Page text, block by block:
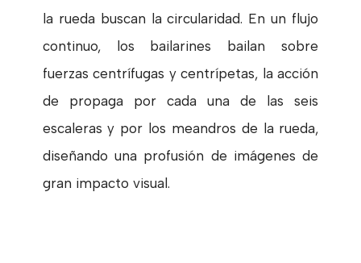
la rueda buscan la circularidad. En un flujo
continuo, los bailarines bailan sobre
fuerzas centrífugas y centrípetas, la acción
de propaga por cada una de las seis
escaleras y por los meandros de la rueda,
diseñando una profusión de imágenes de
gran impacto visual.